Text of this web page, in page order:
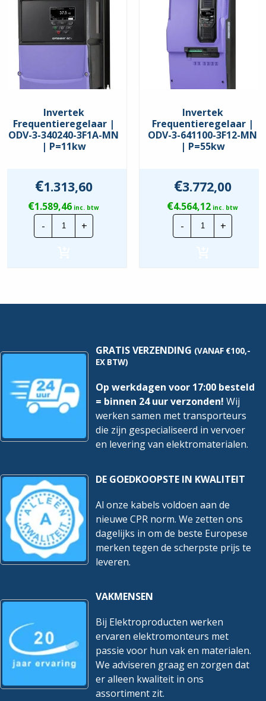
Comm. Interface
BACnet
Modbus RTU
Keurmerken
Beschermingsgraad
Invertek
Frequentieregelaar |
ODV-3-340240-3F1A-MN
| P=11kw
€1.313,60
€1.589,46 inc. btw
-
Invertek
Frequentieregelaar
|
P=11kw
+
Invertek
Frequentieregelaar |
ODV-3-641100-3F12-MN
| P=55kw
€3.772,00
€4.564,12 inc. btw
-
Invertek
|
P=55kw
+
GRATIS VERZENDING (VANAF €100,-
EX BTW)
Op werkdagen voor 17:00 besteld
= binnen 24 uur verzonden! Wij
werken samen met transporteurs
die zijn gespecialiseerd in vervoer
en levering van elektromaterialen.
DE GOEDKOOPSTE IN KWALITEIT
Al onze kabels voldoen aan de
nieuwe CPR norm. We zetten ons
dagelijks in om de beste Europese
merken tegen de scherpste prijs te
leveren.
VAKMENSEN
Bij Elektroproducten werken
ervaren elektromonteurs met
passie voor hun vak en materialen.
We adviseren graag en zorgen dat
er alleen kwaliteit in ons
assortiment zit.